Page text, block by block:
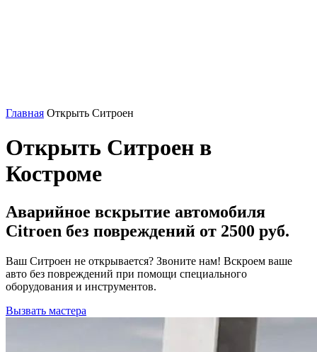
Главная Открыть Ситроен
Открыть Ситроен в
Костроме
Аварийное вскрытие автомобиля
Citroen без повреждений от 2500 руб.
Ваш Ситроен не открывается? Звоните нам! Вскроем ваше
авто без повреждений при помощи специального
оборудования и инструментов.
Вызвать мастера